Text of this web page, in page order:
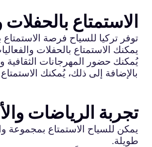
الاستمتاع بالحفلات
توفر تركيا للسياح فرصة
يمكنك الاستمتاع بالحفلات
يُمكنك حضور المهرجانات الثقافية
بالإضافة إلى ذلك، يُمكنك
تجربة الرياضات
يمكن للسياح الاستمتاع بمجموعة
طويلة.